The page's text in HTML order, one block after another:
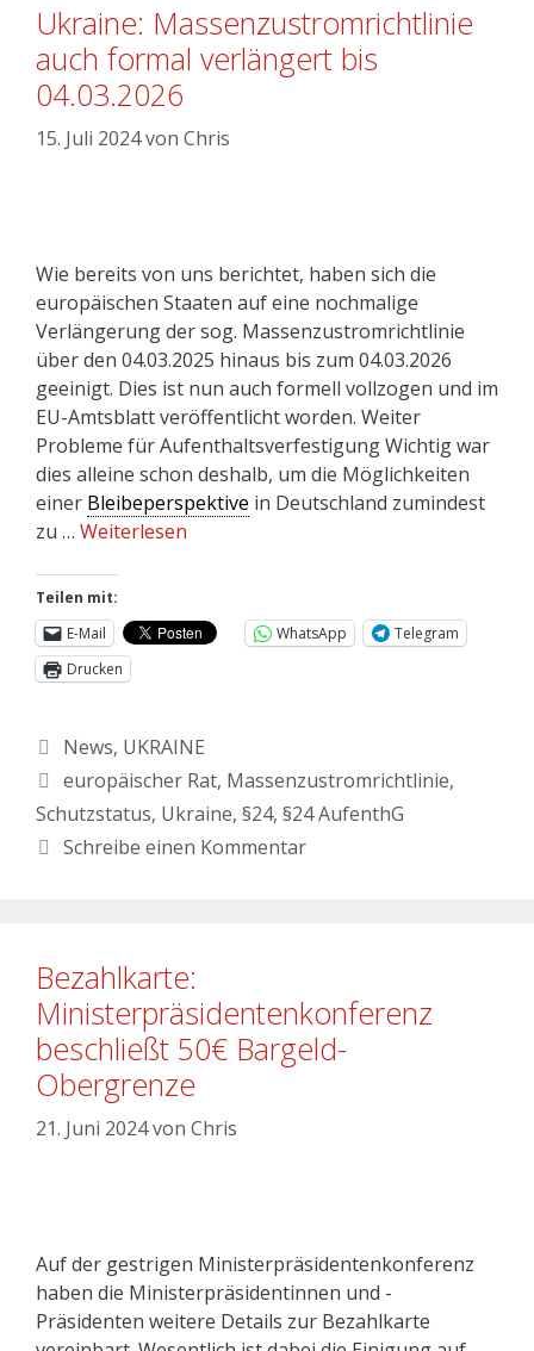
Ukraine: Massenzustromrichtlinie
auch formal verlängert bis
04.03.2026
15. Juli 2024von Chris
Wie bereits von uns berichtet, haben sich die
europäischen Staaten auf eine nochmalige
Verlängerung der sog. Massenzustromrichtlinie
über den 04.03.2025 hinaus bis zum 04.03.2026
geeinigt. Dies ist nun auch formell vollzogen und im
EU-Amtsblatt veröffentlicht worden. Weiter
Probleme für Aufenthaltsverfestigung Wichtig war
dies alleine schon deshalb, um die Möglichkeiten
einer Bleibeperspektive in Deutschland zumindest
zu … Weiterlesen
Teilen mit:
E-Mail
WhatsApp
Telegram
Drucken
News, UKRAINE
europäischer Rat, Massenzustromrichtlinie,
Schutzstatus, Ukraine, §24, §24 AufenthG
Schreibe einen Kommentar
Bezahlkarte:
Ministerpräsidentenkonferenz
beschließt 50€ Bargeld-
Obergrenze
21. Juni 2024von Chris
Auf der gestrigen Ministerpräsidentenkonferenz
haben die Ministerpräsidentinnen und -
Präsidenten weitere Details zur Bezahlkarte